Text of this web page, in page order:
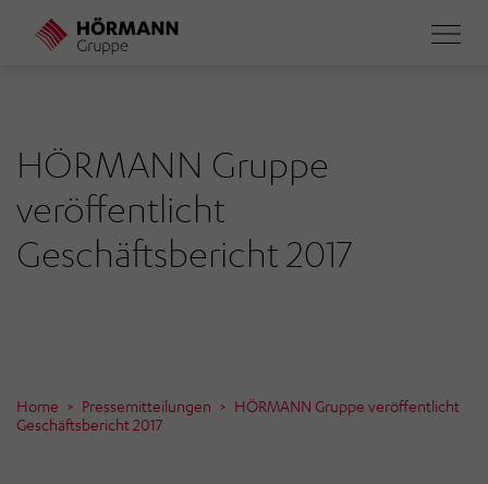
Direkt
HÖRMANN Gruppe
veröffentlicht
Geschäftsbericht 2017
Home Pressemitteilungen
HÖRMANN Gruppe veröffentlicht
Geschäftsbericht 2017